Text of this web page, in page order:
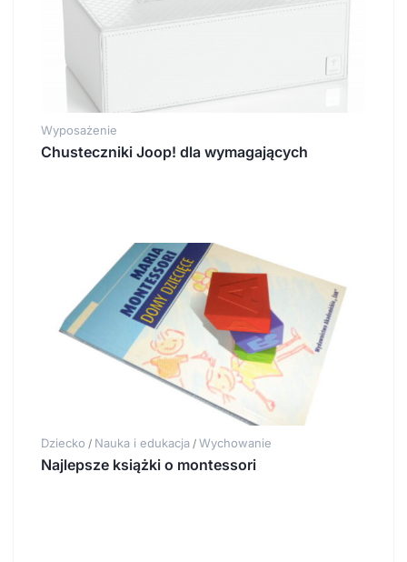
Wyposażenie
Chusteczniki Joop! dla wymagających
Dziecko / Nauka i edukacja / Wychowanie
Najlepsze książki o montessori